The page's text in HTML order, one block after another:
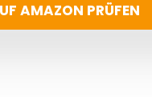
AMAZON PRÜFEN